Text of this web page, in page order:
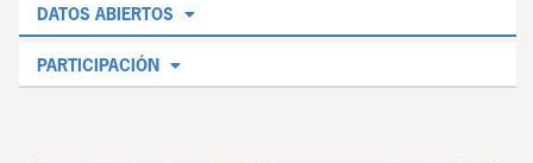
DATOS ABIERTOS
PARTICIPACIÓN